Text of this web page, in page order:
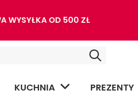
WYSYŁKA OD 500 ZŁ
KUCHNIA PREZENTY